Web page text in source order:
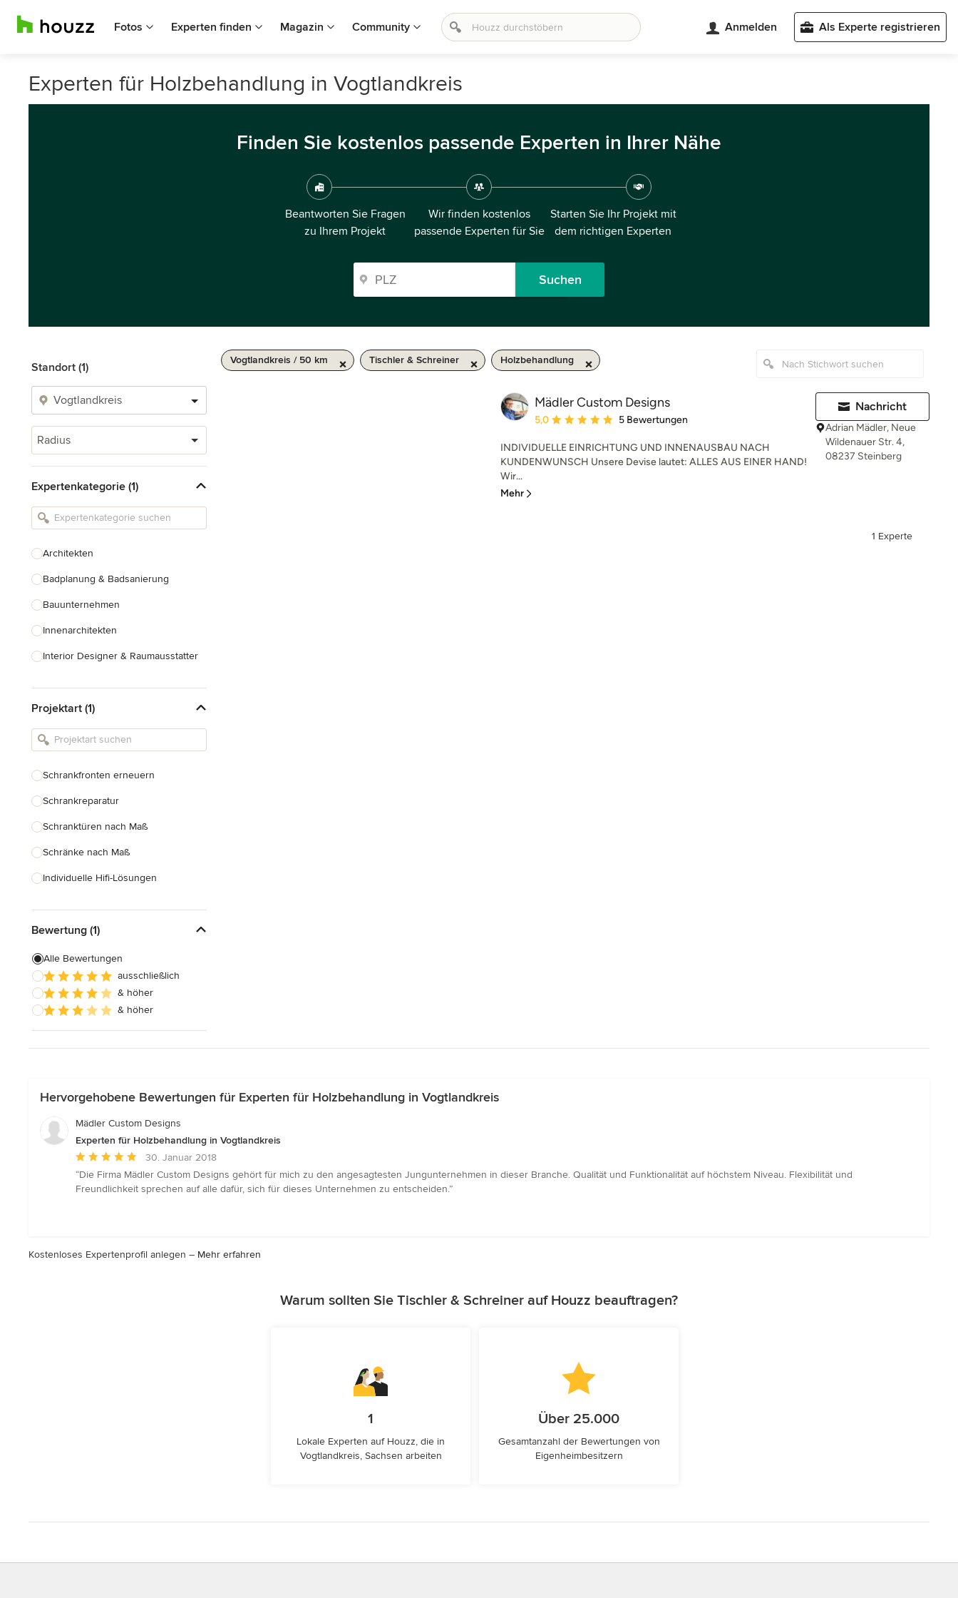
Fotos Experten finden Magazin Community Anmelden Als Experte registrieren
Experten für Holzbehandlung in Vogtlandkreis
Finden Sie kostenlos passende Experten in Ihrer Nähe
Beantworten Sie Fragen
zu Ihrem Projekt
Wir finden kostenlos
passende Experten für Sie
Starten Sie Ihr Projekt mit
dem richtigen Experten
Suchen
Standort (1)
Radius
Expertenkategorie (1)
Architekten
Badplanung & Badsanierung
Bauunternehmen
Innenarchitekten
Interior Designer & Raumausstatter
Landschaftsarchitekten
Armaturen & Sanitärbedarf
Projektart (1)
Schrankfronten erneuern
Schrankreparatur
Schranktüren nach Maß
Schränke nach Maß
Individuelle Hifi-Lösungen
Küchenschränke nach Maß
Regale nach Maß
Schreinerarbeiten
Holzbehandlung
Bewertung (1)
Alle Bewertungen
ausschließlich
& höher
& höher
Vogtlandkreis / 50 km Tischler & Schreiner Holzbehandlung
Mädler Custom Designs
Durchschnittliche Bewertung: 5 von 5 Sternen
5,0 5 Bewertungen
INDIVIDUELLE EINRICHTUNG UND INNENAUSBAU NACH
KUNDENWUNSCH Unsere Devise lautet: ALLES AUS EINER HAND!
Wir...
Mehr
Nachricht
Adrian Mädler, Neue
Wildenauer Str. 4,
08237 Steinberg
1 Experte
Hervorgehobene Bewertungen für Experten für Holzbehandlung in Vogtlandkreis
Mädler Custom Designs
Experten für Holzbehandlung in Vogtlandkreis
Durchschnittliche
Bewertung:
5
30. Januar 2018
“Die Firma Mädler Custom Designs gehört für mich zu den angesagtesten Jungunternehmen in dieser Branche. Qualität und Funktionalität auf höchstem Niveau. Flexibilität und
Freundlichkeit sprechen auf alle dafür, sich für dieses Unternehmen zu entscheiden.”
Kostenloses Expertenprofil anlegen – Mehr erfahren
Warum sollten Sie Tischler & Schreiner auf Houzz beauftragen?
1
Lokale Experten auf Houzz, die in
Vogtlandkreis, Sachsen arbeiten
Über 25.000
Gesamtanzahl der Bewertungen von
Eigenheimbesitzern